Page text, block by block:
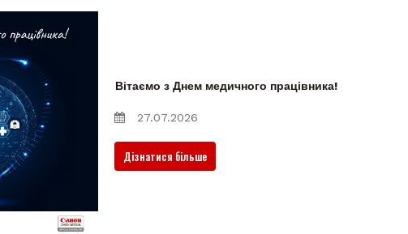
Вітаємо з Днем медичного працівника!
27.07.2026
Дізнатися більше